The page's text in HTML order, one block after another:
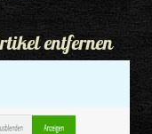
entfernen